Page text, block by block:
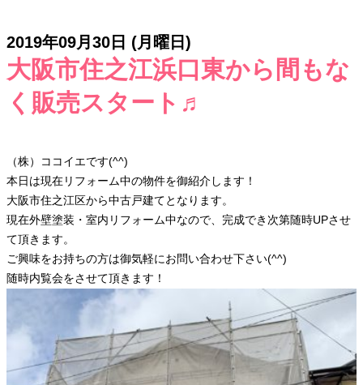
2019年09月30日 (月曜日)
大阪市住之江浜口東から間もな
く販売スタート♬
（株）ココイエです(^^)
本日は現在リフォーム中の物件を御紹介します！
大阪市住之江区から中古戸建てとなります。
現在外壁塗装・室内リフォーム中なので、完成でき次第随時UPさせ
て頂きます。
ご興味をお持ちの方は御気軽にお問い合わせ下さい(^^)
随時内覧会をさせて頂きます！